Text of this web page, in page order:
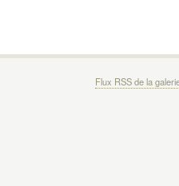
Flux RSS de la